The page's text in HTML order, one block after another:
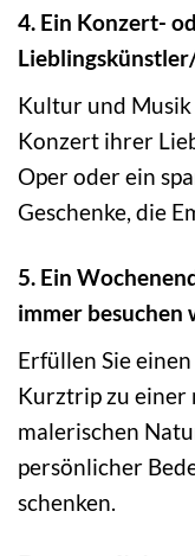
4. Ein Konzert-
Kultur und
Konzert ihrer
Oper oder ein
Geschenke, die
5. Ein
immer besuchen
Erfüllen Sie
Kurztrip zu einer
malerischen
persönlicher
schenken.